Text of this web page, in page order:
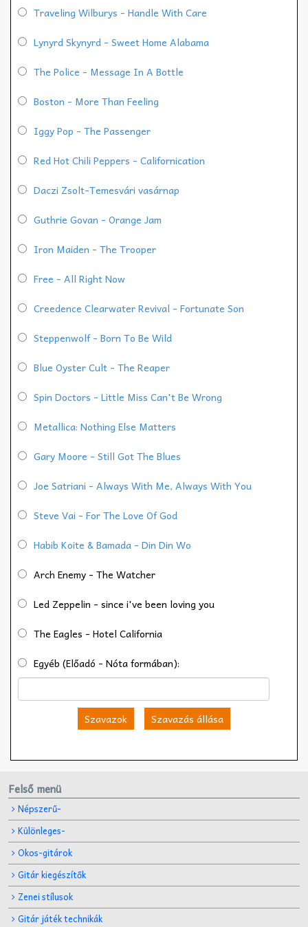
Traveling Wilburys - Handle With Care
Lynyrd Skynyrd - Sweet Home Alabama
The Police - Message In A Bottle
Boston - More Than Feeling
Iggy Pop - The Passenger
Red Hot Chili Peppers - Californication
Daczi Zsolt-Temesvári vasárnap
Guthrie Govan - Orange Jam
Iron Maiden - The Trooper
Free - All Right Now
Creedence Clearwater Revival - Fortunate Son
Steppenwolf - Born To Be Wild
Blue Oyster Cult - The Reaper
Spin Doctors - Little Miss Can't Be Wrong
Metallica: Nothing Else Matters
Gary Moore - Still Got The Blues
Joe Satriani - Always With Me, Always With You
Steve Vai - For The Love Of God
Habib Koite & Bamada - Din Din Wo
Arch Enemy - The Watcher
Led Zeppelin - since i've been loving you
The Eagles - Hotel California
Egyéb (Előadó - Nóta formában):
Szavazok Szavazás állása
Felső menü
Népszerű-
Különleges-
Okos-gitárok
Gitár kiegészítők
Zenei stílusok
Gitár játék technikák